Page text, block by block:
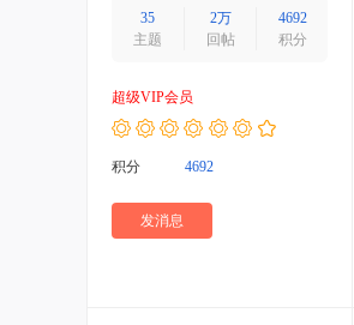
35
主题
2万
回帖
4692
积分
超级VIP会员
积分 4692
发消息